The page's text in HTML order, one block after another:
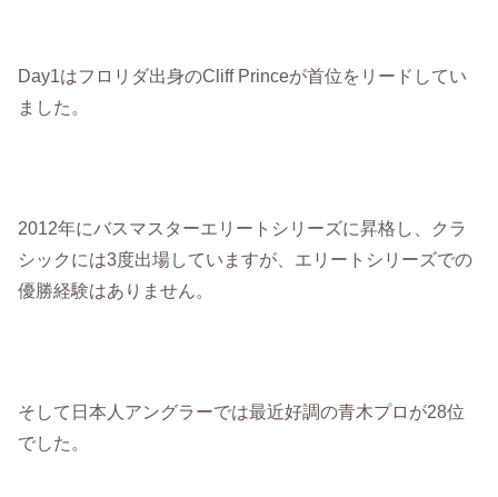
Day1はフロリダ出身のCliff Princeが首位をリードしてい
ました。
2012年にバスマスターエリートシリーズに昇格し、クラ
シックには3度出場していますが、エリートシリーズでの
優勝経験はありません。
そして日本人アングラーでは最近好調の青木プロが28位
でした。